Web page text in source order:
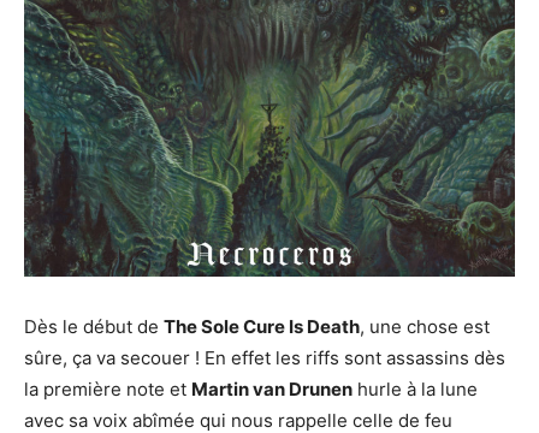
Dès le début de The Sole Cure Is Death, une chose est
sûre, ça va secouer ! En effet les riffs sont assassins dès
la première note et Martin van Drunen hurle à la lune
avec sa voix abîmée qui nous rappelle celle de feu